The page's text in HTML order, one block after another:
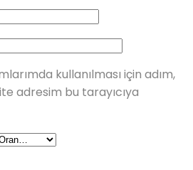
kullanılması için adım,
adresim bu tarayıcıya